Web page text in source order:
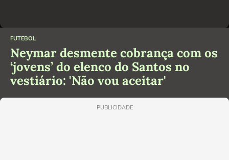
FUTEBOL
Neymar desmente cobrança com os
‘jovens’ do elenco do Santos no
vestiário: 'Não vou aceitar'
PUBLICIDADE